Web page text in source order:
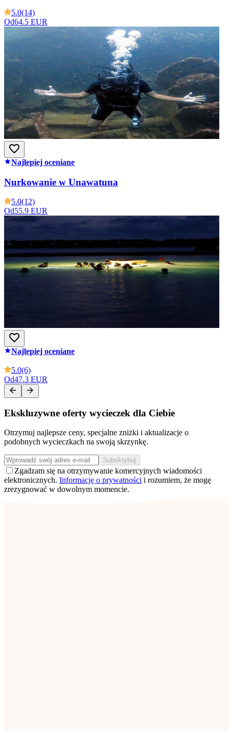
5.0(14)
Od64.5 EUR
Najlepiej oceniane
Nurkowanie w Unawatuna
5.0(12)
Od55.9 EUR
Najlepiej oceniane
5.0(6)
Od47.3 EUR
Ekskluzywne oferty wycieczek dla Ciebie
Otrzymuj najlepsze ceny, specjalne zniżki i aktualizacje o
podobnych wycieczkach na swoją skrzynkę.
Subskrybuj
Zgadzam się na otrzymywanie komercyjnych wiadomości
elektronicznych. Informację o prywatności i rozumiem, że mogę
zrezygnować w dowolnym momencie.